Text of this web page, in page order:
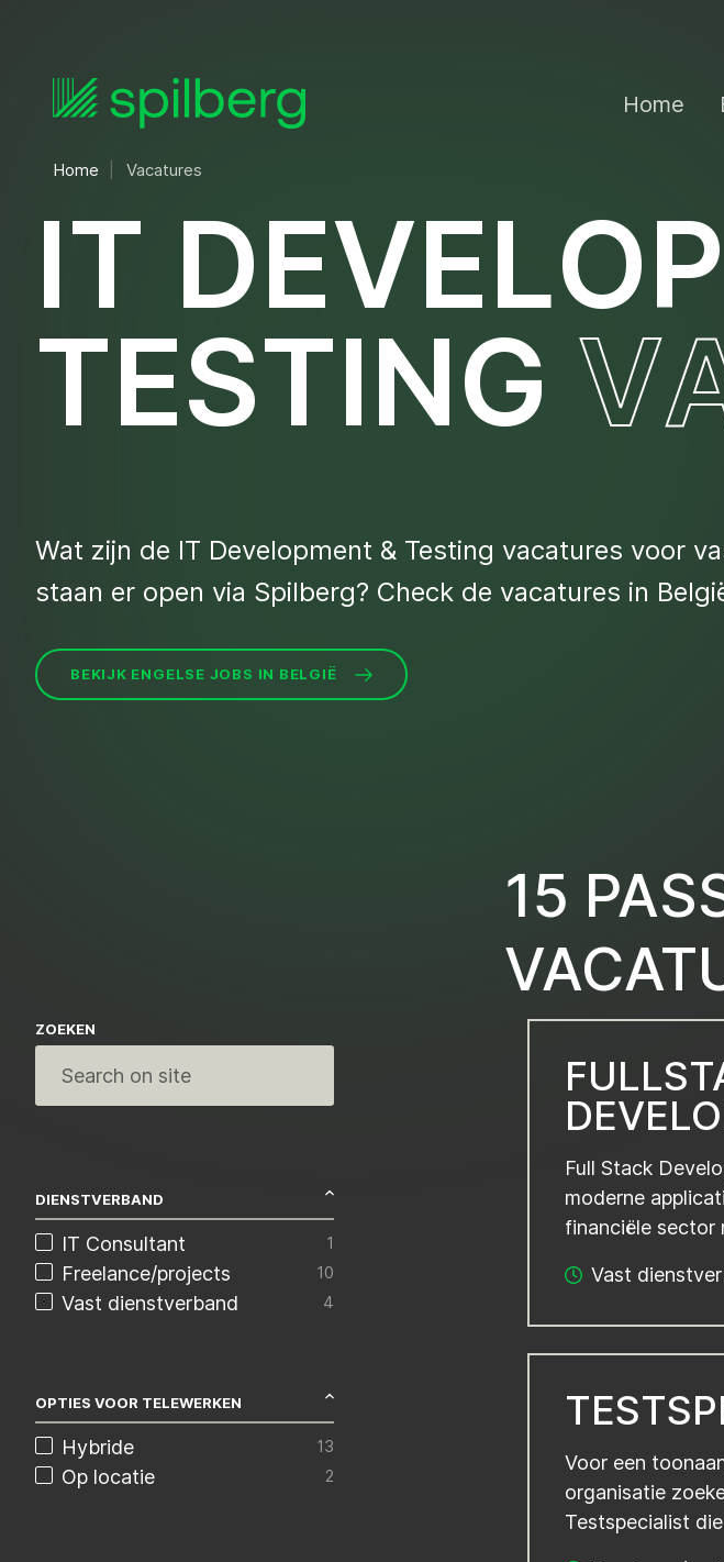
Home
Home Vacatures
IT DEVELOP
TESTING V
Wat zijn de IT Development & Testing vacatures voor
staan er open via Spilberg? Check de vacatures in
BEKIJK ENGELSE JOBS IN BELGIË
15
ZOEKEN
DIENSTVERBAND
IT Consultant 1
Freelance/projects 10
Vast dienstverband 4
OPTIES VOOR TELEWERKEN
Hybride 13
Op locatie 2
Full Stack
moderne
financiële sector
Vast
Voor een
organisatie
Testspecialist